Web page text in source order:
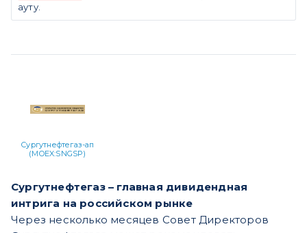
ауту.
Сургутнефтегаз-ап
(MOEX:SNGSP)
Сургутнефтегаз – главная дивидендная
интрига на российском рынке
Через несколько месяцев Совет Директоров